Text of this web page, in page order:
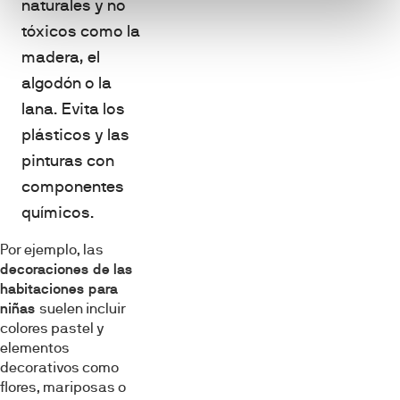
naturales y no
tóxicos como la
madera, el
algodón o la
lana. Evita los
plásticos y las
pinturas con
componentes
químicos.
Por ejemplo, las
decoraciones de las
habitaciones para
niñas suelen incluir
colores pastel y
elementos
decorativos como
flores, mariposas o